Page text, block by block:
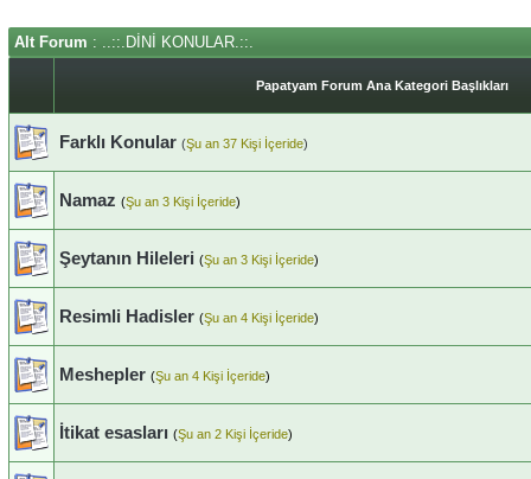
Alt Forum : ..::.DİNİ KONULAR.::.
Papatyam Forum Ana Kategori Başlıkları
Farklı Konular (Şu an 37 Kişi İçeride)
Namaz (Şu an 3 Kişi İçeride)
Şeytanın Hileleri (Şu an 3 Kişi İçeride)
Resimli Hadisler (Şu an 4 Kişi İçeride)
Meshepler (Şu an 4 Kişi İçeride)
İtikat esasları (Şu an 2 Kişi İçeride)